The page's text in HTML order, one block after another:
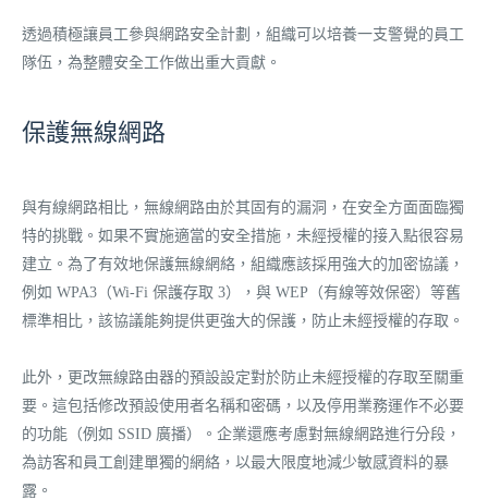
透過積極讓員工參與網路安全計劃，組織可以培養一支警覺的員工
隊伍，為整體安全工作做出重大貢獻。
保護無線網路
與有線網路相比，無線網路由於其固有的漏洞，在安全方面面臨獨
特的挑戰。如果不實施適當的安全措施，未經授權的接入點很容易
建立。為了有效地保護無線網絡，組織應該採用強大的加密協議，
例如 WPA3（Wi-Fi 保護存取 3），與 WEP（有線等效保密）等舊
標準相比，該協議能夠提供更強大的保護，防止未經授權的存取。
此外，更改無線路由器的預設設定對於防止未經授權的存取至關重
要。這包括修改預設使用者名稱和密碼，以及停用業務運作不必要
的功能（例如 SSID 廣播）。企業還應考慮對無線網路進行分段，
為訪客和員工創建單獨的網絡，以最大限度地減少敏感資料的暴
露。